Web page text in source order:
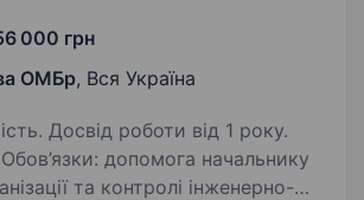
000 грн
ОМБр, Вся Україна
Досвід роботи від 1 року.
та контролі інженерно-